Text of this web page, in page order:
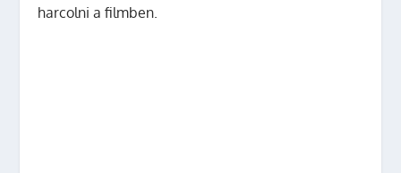
harcolni a filmben.